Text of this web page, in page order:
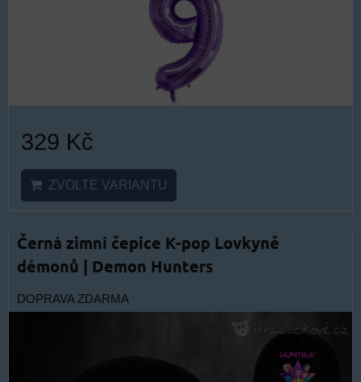
329 Kč
ZVOLTE VARIANTU
Černá zimní čepice K-pop Lovkyně
démonů | Demon Hunters
DOPRAVA ZDARMA